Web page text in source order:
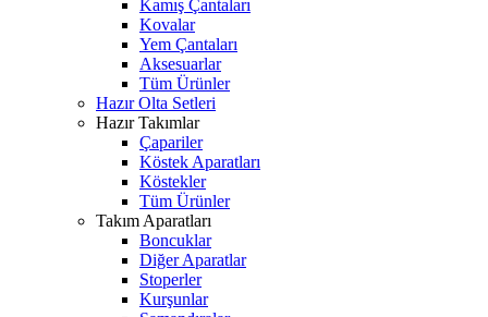
Kamış Çantaları
Kovalar
Yem Çantaları
Aksesuarlar
Tüm Ürünler
Hazır Olta Setleri
Hazır Takımlar
Çapariler
Köstek Aparatları
Köstekler
Tüm Ürünler
Takım Aparatları
Boncuklar
Diğer Aparatlar
Stoperler
Kurşunlar